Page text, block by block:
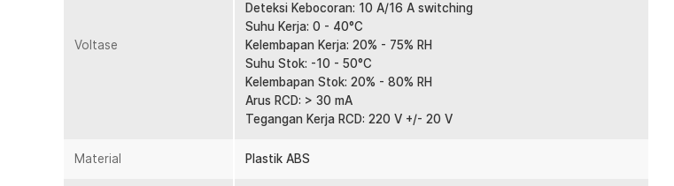
Pakai Baterai dan Colok Listrik EU Plug
Untuk menggunakan alat ini, Anda cukup menghubungkannya ke stop kontak di rumah. Namun,
Anda juga harus mengombinasikannya dengan 2 buah baterai AAA. Dengan begitu, alat ini bisa
bekerja lebih optimal. Untuk lokasi slot baterainya sendiri, Anda perlu membuka bagian bodinya
dengan obeng. Sebagai catatan, baterai dijual terpisah.
Rincian yang Anda dapatkan untuk pembelian produk ini:
Voltase
Deteksi Kebocoran: 10 A/16 A switching
Suhu Kerja: 0 - 40°C
Kelembapan Kerja: 20% - 75% RH
Suhu Stok: -10 - 50°C
Kelembapan Stok: 20% - 80% RH
Arus RCD: > 30 mA
Tegangan Kerja RCD: 220 V +/- 20 V
Material Plastik ABS